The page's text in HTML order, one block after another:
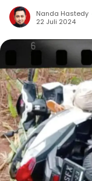
Nanda Hastedy
22 Juli 2024